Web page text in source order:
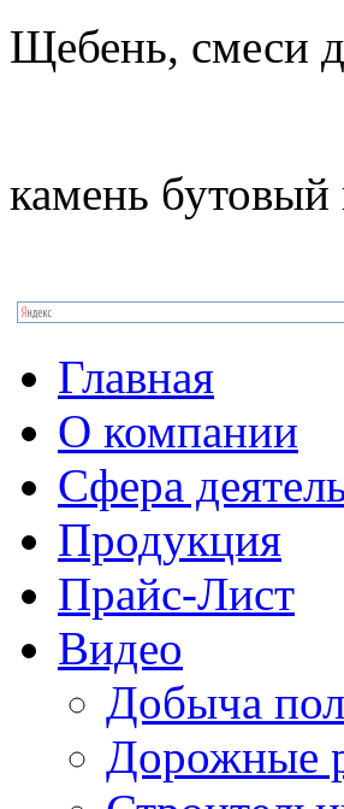
Щебень, смеси
камень
Главная
О компании
Сфера
Продукция
Прайс-Лист
Видео
Добыча
Дорожные